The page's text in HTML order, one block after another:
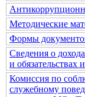
Методические
Формы
Сведения о
и обязательствах
Комиссия по
служебному